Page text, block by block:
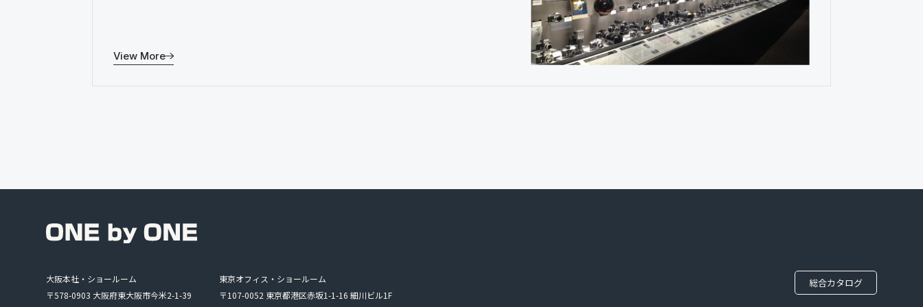
View More
大阪本社・ショールーム
〒578-0903 大阪府東大阪市今米2-1-39
東京オフィス・ショールーム
〒107-0052 東京都港区赤坂1-1-16 細川ビル1F
総合カタログ